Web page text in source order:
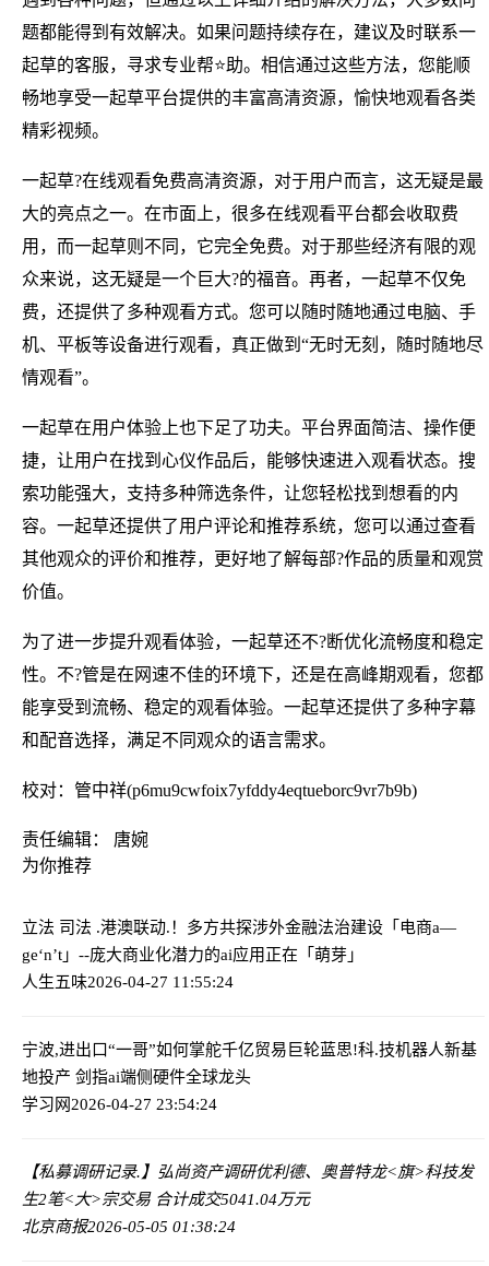
题都能得到有效解决。如果问题持续存在，建议及时联系一
起草的客服，寻求专业帮⭐助。相信通过这些方法，您能顺
畅地享受一起草平台提供的丰富高清资源，愉快地观看各类
精彩视频。
一起草?在线观看免费高清资源，对于用户而言，这无疑是最
大的亮点之一。在市面上，很多在线观看平台都会收取费
用，而一起草则不同，它完全免费。对于那些经济有限的观
众来说，这无疑是一个巨大?的福音。再者，一起草不仅免
费，还提供了多种观看方式。您可以随时随地通过电脑、手
机、平板等设备进行观看，真正做到“无时无刻，随时随地尽
情观看”。
一起草在用户体验上也下足了功夫。平台界面简洁、操作便
捷，让用户在找到心仪作品后，能够快速进入观看状态。搜
索功能强大，支持多种筛选条件，让您轻松找到想看的内
容。一起草还提供了用户评论和推荐系统，您可以通过查看
其他观众的评价和推荐，更好地了解每部?作品的质量和观赏
价值。
为了进一步提升观看体验，一起草还不?断优化流畅度和稳定
性。不?管是在网速不佳的环境下，还是在高峰期观看，您都
能享受到流畅、稳定的观看体验。一起草还提供了多种字幕
和配音选择，满足不同观众的语言需求。
校对：管中祥(p6mu9cwfoix7yfddy4eqtueborc9vr7b9b)
责任编辑： 唐婉
为你推荐
立法 司法 .港澳联动.！多方共探涉外金融法治建设 「电商a—
ge‘n’t」--庞大商业化潜力的ai应用正在「萌芽」
人生五味2026-04-27 11:55:24
宁波,进出口“一哥”如何掌舵千亿贸易巨轮蓝思!科.技机器人新基
地投产 剑指ai端侧硬件全球龙头
学习网2026-04-27 23:54:24
【私募调研记录.】弘尚资产调研优利德、奥普特龙<旗>科技发
生2笔<大>宗交易 合计成交5041.04万元
北京商报2026-05-05 01:38:24